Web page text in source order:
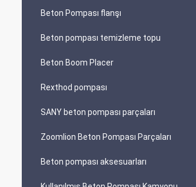
Beton Pompası flanşı
Beton pompası temizleme topu
Beton Boom Placer
Rexthod pompası
SANY beton pompası parçaları
Zoomlion Beton Pompası Parçaları
Beton pompası aksesuarları